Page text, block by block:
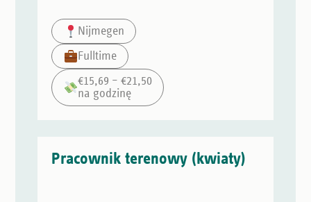
Nijmegen
Fulltime
€15,69 – €21,50
na godzinę
Pracownik terenowy (kwiaty)